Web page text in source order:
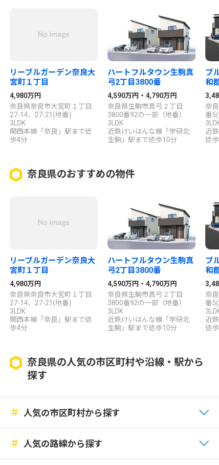
リーブルガーデン奈良大
宮町１丁目
4,980万円
奈良県奈良市大宮町１丁目
27-14、27-21(地番)
3LDK
関西本線「奈良」駅まで徒
歩4分
ハートフルタウン生駒真
弓2丁目3800番
4,590万円・4,790万円
奈良県生駒市真弓２丁目
3800番92の一部（地番）
3LDK
近鉄けいはんな線「学研北
生駒」駅まで徒歩10分
ブ
和
奈
番
近
徒
奈良県のおすすめの物件
リーブルガーデン奈良大
宮町１丁目
4,980万円
奈良県奈良市大宮町１丁目
27-14、27-21(地番)
3LDK
関西本線「奈良」駅まで徒
歩4分
ハートフルタウン生駒真
弓2丁目3800番
4,590万円・4,790万円
奈良県生駒市真弓２丁目
3800番92の一部（地番）
3LDK
近鉄けいはんな線「学研北
生駒」駅まで徒歩10分
ブ
和
奈
番
近
徒
奈良県の人気の市区町村や沿線・駅から
探す
＃ 人気の市区町村から探す
＃ 人気の路線から探す